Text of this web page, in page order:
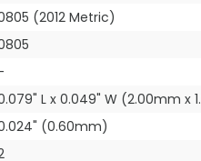
(2012 Metric)
L x 0.049" W (2.00mm x
(0.60mm)